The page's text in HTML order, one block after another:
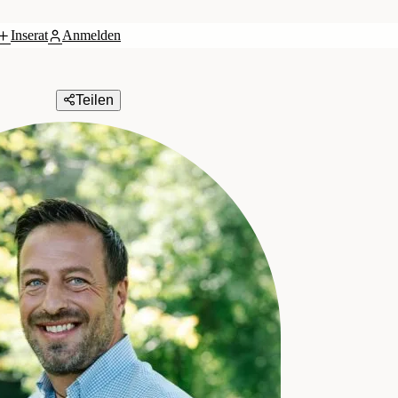
Inserat
Anmelden
Teilen
GmbH